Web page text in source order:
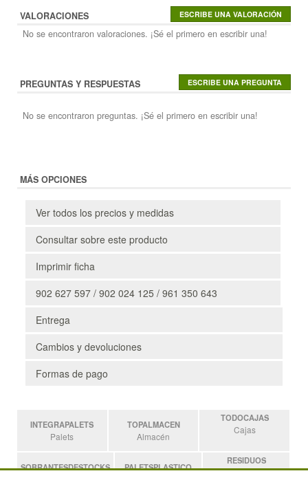
VALORACIONES
No se encontraron valoraciones. ¡Sé el primero en escribir una!
PREGUNTAS Y RESPUESTAS
No se encontraron preguntas. ¡Sé el primero en escribir una!
MÁS OPCIONES
Ver todos los precios y medidas
Consultar sobre este producto
Imprimir ficha
902 627 597 / 902 024 125 / 961 350 643
Entrega
Cambios y devoluciones
Formas de pago
INTEGRAPALETS
Palets
TOPALMACEN
Almacén
TODOCAJAS
Cajas
SOBRANTESDESTOCKS PALETSPLASTICO
RESIDUOS
Residuos